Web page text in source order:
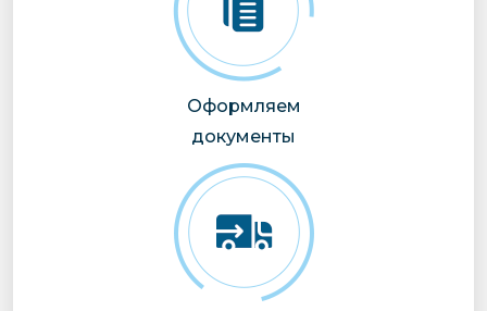
Оформляем
документы